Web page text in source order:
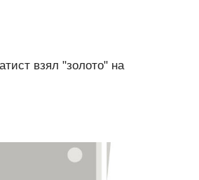
взял "золото" на